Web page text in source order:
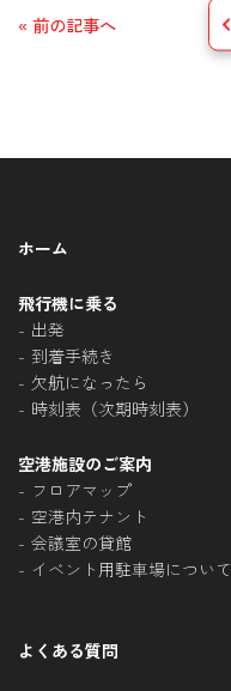
« 前の記事へ
ホーム
飛行機に乗る
出発
到着手続き
欠航になったら
時刻表（次期時刻表）
空港施設のご案内
フロアマップ
空港内テナント
会議室の貸館
イベント用駐車場について
よくある質問